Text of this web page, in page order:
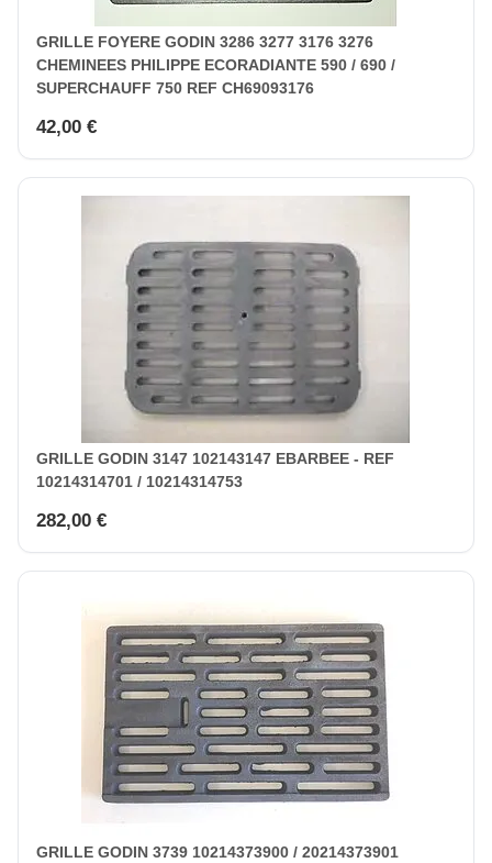
GRILLE FOYERE GODIN 3286 3277 3176 3276
CHEMINEES PHILIPPE ECORADIANTE 590 / 690 /
SUPERCHAUFF 750 REF CH69093176
42,00 €
GRILLE GODIN 3147 102143147 EBARBEE - REF
10214314701 / 10214314753
282,00 €
GRILLE GODIN 3739 10214373900 / 20214373901